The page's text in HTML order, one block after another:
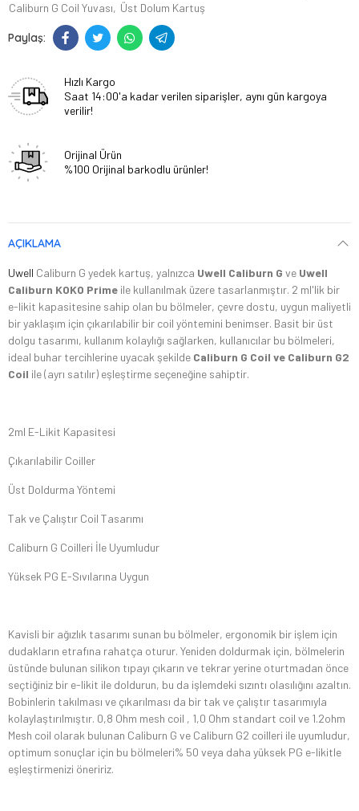
Caliburn G Coil Yuvası
Üst Dolum Kartuş
Hızlı Kargo
Saat 14:00'a kadar verilen siparişler, aynı gün kargoya
verilir!
Orijinal Ürün
%100 Orijinal barkodlu ürünler!
AÇIKLAMA
Uwell Caliburn G yedek kartuş, yalnızca Uwell Caliburn G ve Uwell
Caliburn KOKO Prime ile kullanılmak üzere tasarlanmıştır. 2 ml'lik bir
e-likit kapasitesine sahip olan bu bölmeler, çevre dostu, uygun maliyetli
bir yaklaşım için çıkarılabilir bir coil yöntemini benimser. Basit bir üst
dolgu tasarımı, kullanım kolaylığı sağlarken, kullanıcılar bu bölmeleri,
ideal buhar tercihlerine uyacak şekilde Caliburn G Coil ve Caliburn G2
Coil ile (ayrı satılır) eşleştirme seçeneğine sahiptir.
2ml E-Likit Kapasitesi
Çıkarılabilir Coiller
Üst Doldurma Yöntemi
Tak ve Çalıştır Coil Tasarımı
Caliburn G Coilleri İle Uyumludur
Yüksek PG E-Sıvılarına Uygun
Kavisli bir ağızlık tasarımı sunan bu bölmeler, ergonomik bir işlem için
dudakların etrafına rahatça oturur. Yeniden doldurmak için, bölmelerin
üstünde bulunan silikon tıpayı çıkarın ve tekrar yerine oturtmadan önce
seçtiğiniz bir e-likit ile doldurun, bu da işlemdeki sızıntı olasılığını azaltın.
Bobinlerin takılması ve çıkarılması da bir tak ve çalıştır tasarımıyla
kolaylaştırılmıştır. 0,8 Ohm mesh coil , 1,0 Ohm standart coil ve 1.2ohm
Mesh coil olarak bulunan Caliburn G ve Caliburn G2 coilleri ile uyumludur,
optimum sonuçlar için bu bölmeleri% 50 veya daha yüksek PG e-likitle
eşleştirmenizi öneririz.